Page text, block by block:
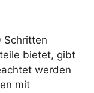
Schritten
bietet, gibt
werden
mit